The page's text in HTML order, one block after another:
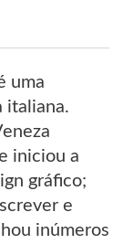
uma
italiana.
iniciou a
gráfico;
e
inúmeros